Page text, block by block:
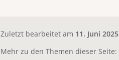
Zuletzt bearbeitet am 11. Juni 2025
Mehr zu den Themen dieser Seite: